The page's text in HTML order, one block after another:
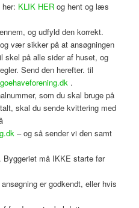
KLIK HERog hent og læs
og udfyld den korrekt.
vær sikker på at ansøgningen
skel på alle sider af huset, og
Send den herefter. til
.
som du skal bruge på
skal du sende kvittering med
– og så sender vi den samt
må IKKE starte før
er godkendt, eller hvis